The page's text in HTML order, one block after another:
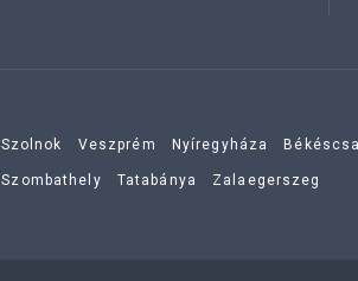
Szolnok Veszprém Nyíregyháza
Szombathely Tatabánya Zalaegerszeg